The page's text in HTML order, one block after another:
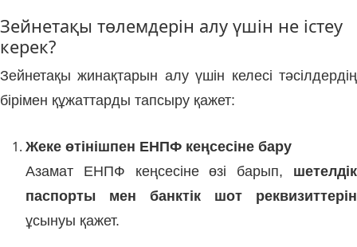
Зейнетақы төлемдерін алу үшін не істеу
керек?
Зейнетақы жинақтарын алу үшін келесі тәсілдердің
бірімен құжаттарды тапсыру қажет:
Жеке өтінішпен ЕНПФ кеңсесіне бару
Азамат ЕНПФ кеңсесіне өзі барып, шетелдік
паспорты мен банктік шот реквизиттерін
ұсынуы қажет.